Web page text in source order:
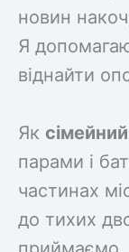
новин
Я
віднайти
Як
парами і
частинах
до тихих